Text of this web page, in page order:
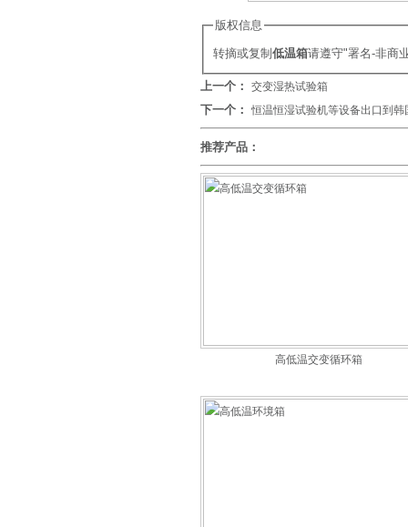
版权信息
转摘或复制低温箱请遵守"署名-非商
上一个： 交变湿热试验箱
下一个：恒温恒湿试验机等设备出口到韩
推荐产品：
高低温交变循环箱